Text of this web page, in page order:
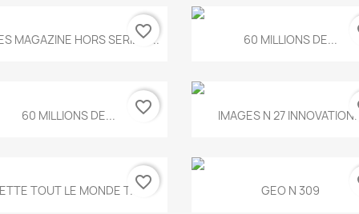
Aperçu rapide
MAGAZINE HORS SERIE N...
favorite_border Aperçu rapide
60 MILLIONS DE...
Aperçu rapide
60 MILLIONS DE... favorite_border Aperçu rapide
IMAGES N 27
Aperçu rapide
TOUT LE MONDE T.546
favorite_border Aperçu rapide
GEO N 309